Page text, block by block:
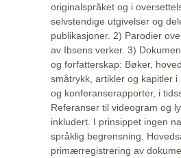
originalspråket og i
selvstendige utgivelser og
publikasjoner. 2) Parodier
av Ibsens verker. 3)
og forfatterskap: Bøker,
småtrykk, artikler og kapitler i
og konferanserapporter, i
Referanser til videogram og
inkludert. I prinsippet ingen
språklig begrensning.
primærregistrering av